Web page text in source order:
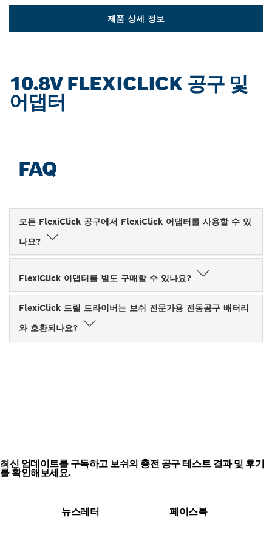
제품 상세 정보
10.8V FLEXICLICK 공구 및
어댑터
FAQ
모든 FlexiClick 공구에서 FlexiClick 어댑터를 사용할 수 있
나요?
FlexiClick 어댑터를 별도 구매할 수 있나요?
FlexiClick 드릴 드라이버는 보쉬 전문가용 전동공구 배터리
와 호환되나요?
최신 업데이트를 구독하고 보쉬의 충전 공구 테스트 결과 및 후기
를 확인해보세요.
뉴스레터 페이스북